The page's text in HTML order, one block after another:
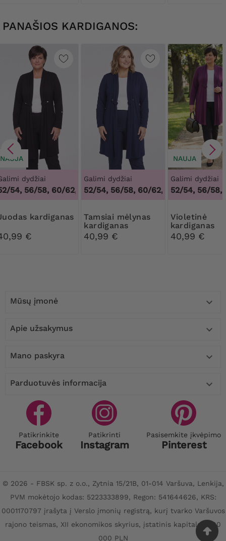
PANAŠIOS KARDIGANOS:
NAUJA
dydžiai
54, 56/58, 60/62,48/50, 52/54, 56/58, 60/62
Juodas kardiganas
€
Galimi dydžiai
48/50, 52/54, 56/58, 60/62,48/50, 52/54,
Tamsiai mėlynas
kardiganas
40,99 €
NAUJA
Galimi dydžiai
52/54, 56/58,
Violetinė
kardiganas
40,99 €
Mūsų įmonė 
Apie užsakymus 
Mano paskyra 
Parduotuvės informacija 
Patikrinkite
Facebook
Patikrinti
Instagram
Pasisemkite įkvėpimo
Pinterest
© 2026 - FBSK sp. z o.o., Zytnia 15/21B, 01-014 Varšuva, Lenkija,
PVM mokėtojo kodas: 5223333899, Regon: 541644626, KRS:
0001170797 įrašyta į Verslo įmonių registrą, kurį tvarko Varšuvos
rajono teismas, XII ekonomikos skyrius, įstatinis kapitalas: 100
000 PLN